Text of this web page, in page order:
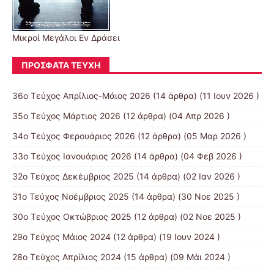
Μικροί Μεγάλοι Εν Δράσει
ΠΡΌΣΦΑΤΑ ΤΕΎΧΗ
36ο Τεύχος Απρίλιος-Μάιος 2026 (14 άρθρα) (11 Ιουν 2026 )
35ο Τεύχος Μάρτιος 2026 (12 άρθρα) (04 Απρ 2026 )
34ο Τεύχος Φερουάριος 2026 (12 άρθρα) (05 Μαρ 2026 )
33ο Τεύχος Ιανουάριος 2026 (14 άρθρα) (04 Φεβ 2026 )
32ο Τεύχος Δεκέμβριος 2025 (14 άρθρα) (02 Ιαν 2026 )
31ο Τεύχος Νοέμβριος 2025 (14 άρθρα) (30 Νοε 2025 )
30ο Τεύχος Οκτώβριος 2025 (12 άρθρα) (02 Νοε 2025 )
29ο Τεύχος Μάιος 2024 (12 άρθρα) (19 Ιουν 2024 )
28ο Τεύχος Απρίλιος 2024 (15 άρθρα) (09 Μάι 2024 )